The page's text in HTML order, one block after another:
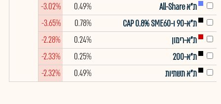
ת"א All-Share
0.49%
-3.02%
ת"א-90 ו-CAP 0.8% SME60
0.78%
-3.65%
ת"א-רימון
0.24%
-2.28%
ת"א-200
0.25%
-2.33%
ת"א תשתיות
0.49%
-2.32%